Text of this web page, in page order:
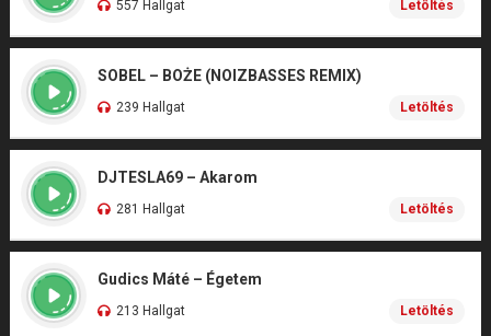
557 Hallgat Letöltés
SOBEL – BOŻE (NOIZBASSES REMIX)
239 Hallgat Letöltés
DJTESLA69 – Akarom
281 Hallgat Letöltés
Gudics Máté – Égetem
213 Hallgat Letöltés